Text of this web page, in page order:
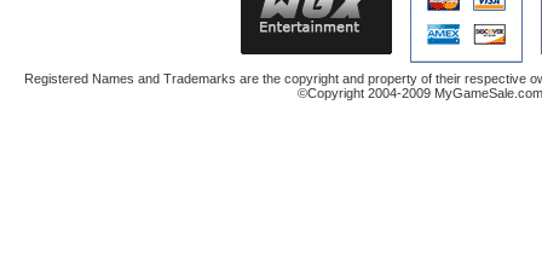
Registered Names and Trademarks are the copyright and property of their respective
©Copyright 2004-2009